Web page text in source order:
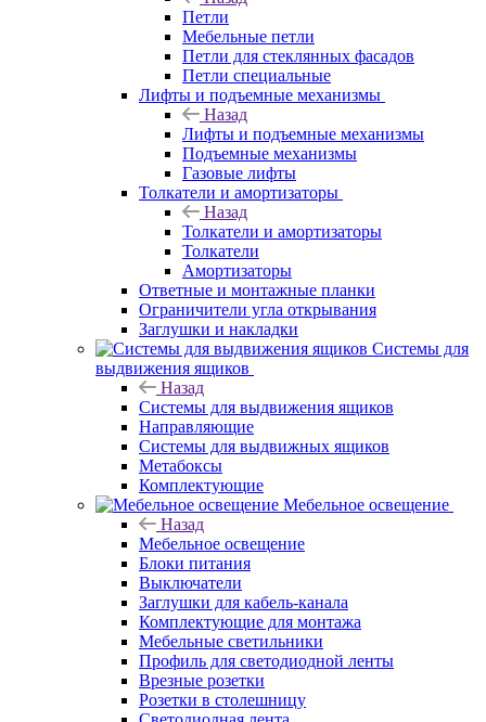
Петли
Мебельные петли
Петли для стеклянных фасадов
Петли специальные
Лифты и подъемные механизмы
Назад
Лифты и подъемные механизмы
Подъемные механизмы
Газовые лифты
Толкатели и амортизаторы
Назад
Толкатели и амортизаторы
Толкатели
Амортизаторы
Ответные и монтажные планки
Ограничители угла открывания
Заглушки и накладки
Системы для
выдвижения ящиков
Назад
Системы для выдвижения ящиков
Направляющие
Системы для выдвижных ящиков
Метабоксы
Комплектующие
Мебельное освещение
Назад
Мебельное освещение
Блоки питания
Выключатели
Заглушки для кабель-канала
Комплектующие для монтажа
Мебельные светильники
Профиль для светодиодной ленты
Врезные розетки
Розетки в столешницу